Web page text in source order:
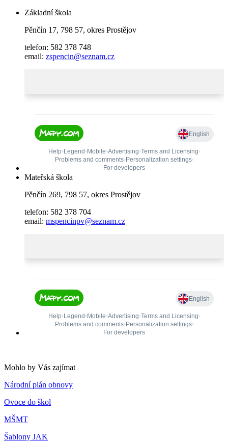
Základní škola
Pěnčín 17, 798 57, okres Prostějov
telefon: 582 378 748
email: zspencin@seznam.cz
Mateřská škola
Pěnčín 269, 798 57, okres Prostějov
telefon: 582 378 704
email: mspencinpv@seznam.cz
Mohlo by Vás zajímat
Národní plán obnovy
Ovoce do škol
MŠMT
Šablony JAK